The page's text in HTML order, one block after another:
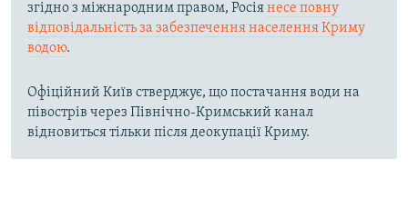
згідно з міжнародним правом, Росіянесе повну
відповідальність за забезпечення населення Криму
водою.
Офіційний Київ стверджує, що постачання води на
півострів через Північно-Кримський канал
відновиться тільки після деокупації Криму.